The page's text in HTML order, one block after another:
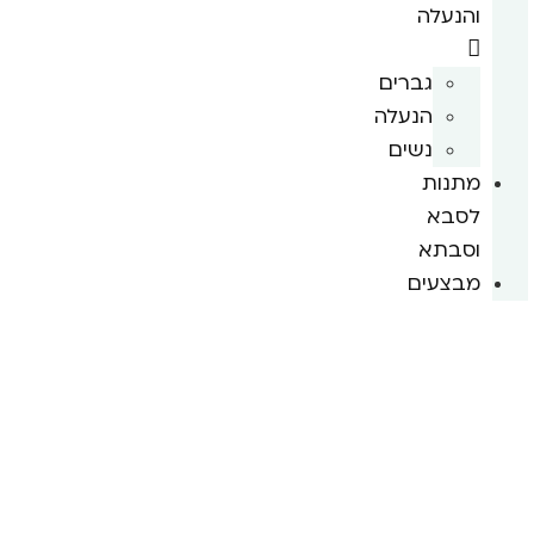
והנעלה
גברים
הנעלה
נשים
מתנות
לסבא
וסבתא
מבצעים